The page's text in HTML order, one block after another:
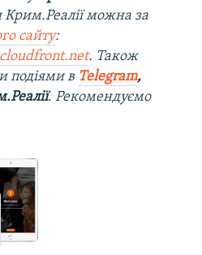
можна за
сайту:
. Також
подіями в Telegram,
. Рекомендуємо